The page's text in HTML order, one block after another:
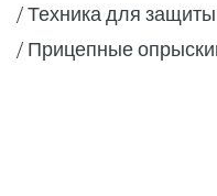
Техника для
Прицепные